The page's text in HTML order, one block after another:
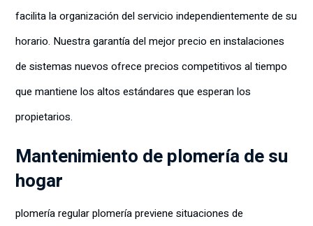
facilita la organización del servicio independientemente de su
horario. Nuestra garantía del mejor precio en instalaciones
de sistemas nuevos ofrece precios competitivos al tiempo
que mantiene los altos estándares que esperan los
propietarios.
Mantenimiento de plomería de su
hogar
plomería regular plomería previene situaciones de